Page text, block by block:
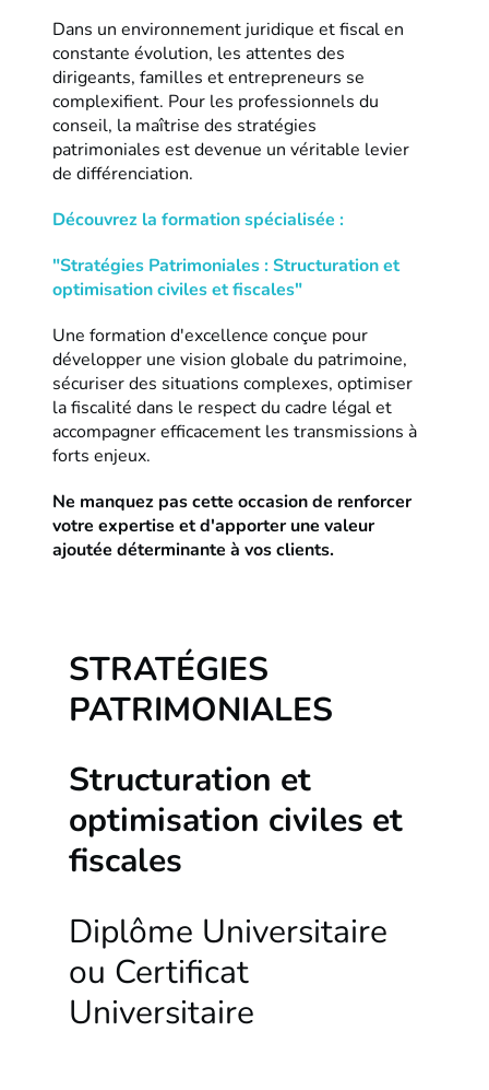
Dans un environnement juridique et fiscal en
constante évolution, les attentes des
dirigeants, familles et entrepreneurs se
complexifient. Pour les professionnels du
conseil, la maîtrise des stratégies
patrimoniales est devenue un véritable levier
de différenciation.
Découvrez la formation spécialisée :
"Stratégies Patrimoniales : Structuration et
optimisation civiles et fiscales"
Une formation d'excellence conçue pour
développer une vision globale du patrimoine,
sécuriser des situations complexes, optimiser
la fiscalité dans le respect du cadre légal et
accompagner efficacement les transmissions à
forts enjeux.
Ne manquez pas cette occasion de renforcer
votre expertise et d'apporter une valeur
ajoutée déterminante à vos clients.
STRATÉGIES
PATRIMONIALES
Structuration et
optimisation civiles et
fiscales
Diplôme Universitaire
ou Certificat
Universitaire